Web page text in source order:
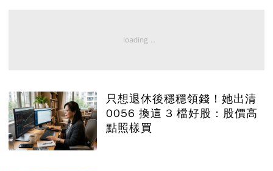
只想退休後穩穩領錢！她出清
0056 換這 3 檔好股：股價高
點照樣買